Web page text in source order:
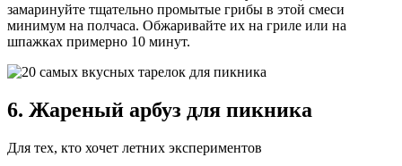
замаринуйте тщательно промытые грибы в этой смеси
минимум на полчаса. Обжаривайте их на гриле или на
шпажках примерно 10 минут.
6. Жареный арбуз для пикника
Для тех, кто хочет летних экспериментов